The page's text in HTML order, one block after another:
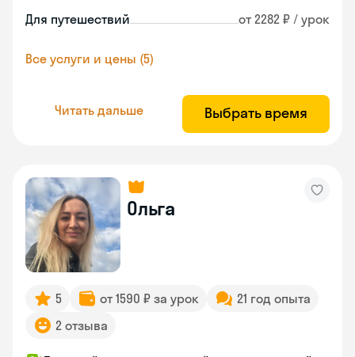
Для путешествий от 2282 ₽ / урок
Все услуги и цены (5)
Читать дальше Выбрать время
Ольга
5 от 1590 ₽ за урок
21 год опыта
2 отзыва